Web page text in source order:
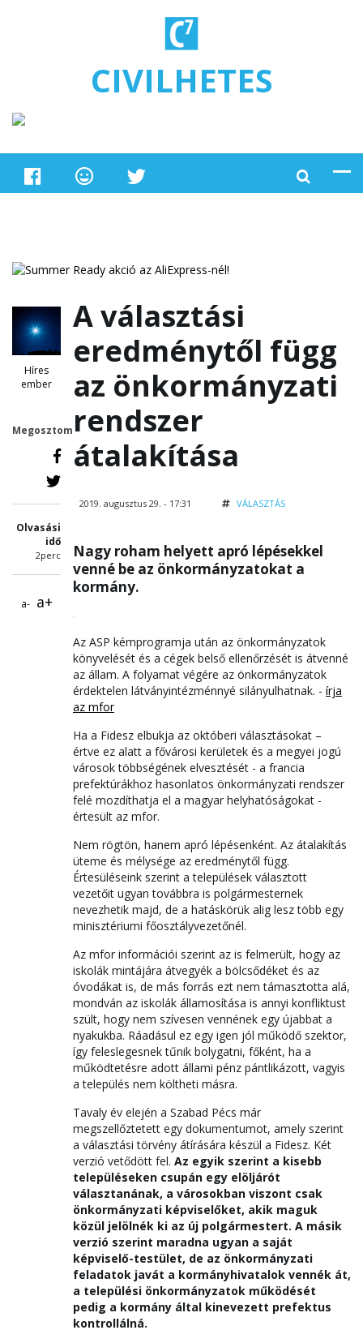
CIVILHETES
Híres
ember
Megosztom
Olvasási
idő
2perc
a- a+
A választási
eredménytől függ
az önkormányzati
rendszer
átalakítása
2019. augusztus 29. - 17:31 VÁLASZTÁS
Nagy roham helyett apró lépésekkel
venné be az önkormányzatokat a
kormány.
Az ASP kémprogramja után az önkormányzatok
könyvelését és a cégek belső ellenőrzését is átvenné
az állam. A folyamat végére az önkormányzatok
érdektelen látványintézménnyé silányulhatnak. - írja
az mfor
Ha a Fidesz elbukja az októberi választásokat –
értve ez alatt a fővárosi kerületek és a megyei jogú
városok többségének elvesztését - a francia
prefektúrákhoz hasonlatos önkormányzati rendszer
felé mozdíthatja el a magyar helyhatóságokat -
értesült az mfor.
Nem rögtön, hanem apró lépésenként. Az átalakítás
üteme és mélysége az eredménytől függ.
Értesüléseink szerint a települések választott
vezetőit ugyan továbbra is polgármesternek
nevezhetik majd, de a hatáskörük alig lesz több egy
minisztériumi főosztályvezetőnél.
Az mfor információi szerint az is felmerült, hogy az
iskolák mintájára átvegyék a bölcsődéket és az
óvodákat is, de más forrás ezt nem támasztotta alá,
mondván az iskolák államosítása is annyi konfliktust
szült, hogy nem szívesen vennének egy újabbat a
nyakukba. Ráadásul ez egy igen jól működő szektor,
így feleslegesnek tűnik bolygatni, főként, ha a
működtetésre adott állami pénz pántlikázott, vagyis
a település nem költheti másra.
Tavaly év elején a Szabad Pécs már
megszellőztetett egy dokumentumot, amely szerint
a választási törvény átírására készül a Fidesz. Két
verzió vetődött fel. Az egyik szerint a kisebb
településeken csupán egy elöljárót
választanának, a városokban viszont csak
önkormányzati képviselőket, akik maguk
közül jelölnék ki az új polgármestert. A másik
verzió szerint maradna ugyan a saját
képviselő-testület, de az önkormányzati
feladatok javát a kormányhivatalok vennék át,
a települési önkormányzatok működését
pedig a kormány által kinevezett prefektus
kontrollálná.